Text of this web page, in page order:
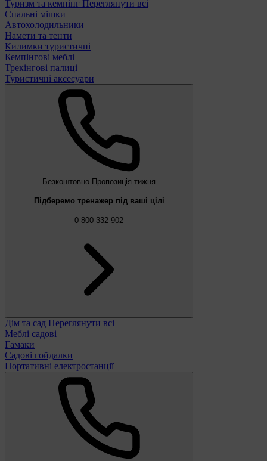
Туризм та кемпінг Переглянути всі
Спальні мішки
Автохолодильники
Намети та тенти
Килимки туристичні
Кемпінгові меблі
Трекінгові палиці
Туристичні аксесуари
Безкоштовно Пропозиція тижня
Підберемо тренажер під ваші цілі
0 800 332 902
Дім та сад Переглянути всі
Меблі садові
Гамаки
Садові гойдалки
Портативні електростанції